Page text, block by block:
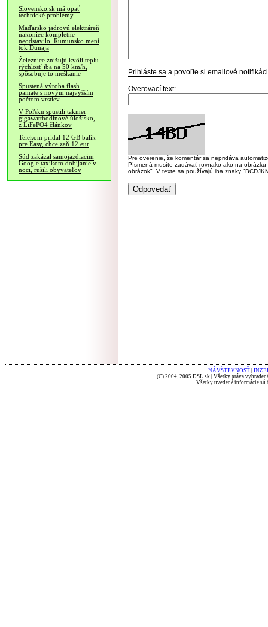
Slovensko.sk má opäť
technické problémy
Maďarsko jadrovú elektráreň
nakoniec kompletne
neodstavilo, Rumunsko mení
tok Dunaja
Železnice znižujú kvôli teplu
rýchlosť iba na 50 km/h,
spôsobuje to meškanie
Spustená výroba flash
pamäte s novým najvyšším
počtom vrstiev
V Poľsku spustili takmer
gigawatthodinové úložisko,
z LiFePO4 článkov
Telekom pridal 12 GB balík
pre Easy, chce zaň 12 eur
Súd zakázal samojazdiacim
Google taxíkom dobíjanie v
noci, rušili obyvateľov
Prihláste sa a povoľte si emailové
Overovací text:
Pre overenie, že komentár sa nepridáva
Písmená musíte zadávať rovnako ako na
obrázok". V texte sa používajú iba znaky
NÁVŠTEVNOSŤ
(C) 2004, 2005 DSL.sk | Všetky práva
Všetky uvedené informácie sú